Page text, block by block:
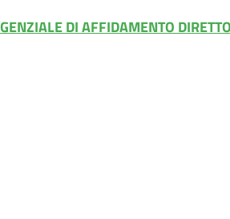
DI AFFIDAMENTO DIRETTO